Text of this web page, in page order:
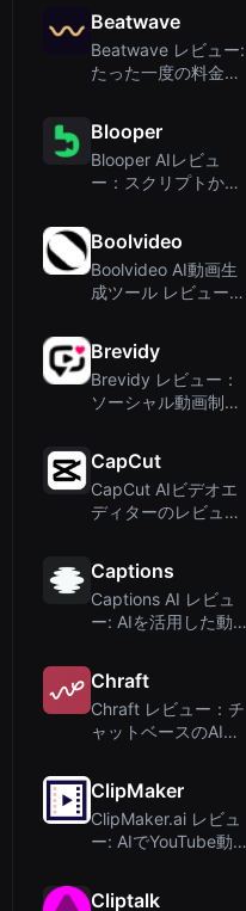
きツール
Beatwave
Beatwave レビュー:
たった一度の料金で
イザーを数分で作成
Blooper
Blooper AIレビュ
ー：スクリプトから
ョンを効率化
Boolvideo
Boolvideo AI動画生
成ツール レビュー：
Brevidy
Brevidy レビュー：
ソーシャル動画制作
イン
CapCut
CapCut AIビデオエ
ディターのレビュ
現する無料オンライ
ンツール
Captions
Captions AI レビュ
ー: AIを活用した動画
Chraft
Chraft レビュー：チ
ャットベースのAI動
ClipMaker
ClipMaker.ai レビュ
ー: AIでYouTube動画
Cliptalk